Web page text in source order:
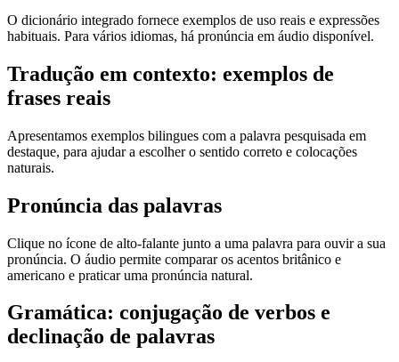
O dicionário integrado fornece exemplos de uso reais e expressões
habituais. Para vários idiomas, há pronúncia em áudio disponível.
Tradução em contexto: exemplos de
frases reais
Apresentamos exemplos bilingues com a palavra pesquisada em
destaque, para ajudar a escolher o sentido correto e colocações
naturais.
Pronúncia das palavras
Clique no ícone de alto-falante junto a uma palavra para ouvir a sua
pronúncia. O áudio permite comparar os acentos britânico e
americano e praticar uma pronúncia natural.
Gramática: conjugação de verbos e
declinação de palavras